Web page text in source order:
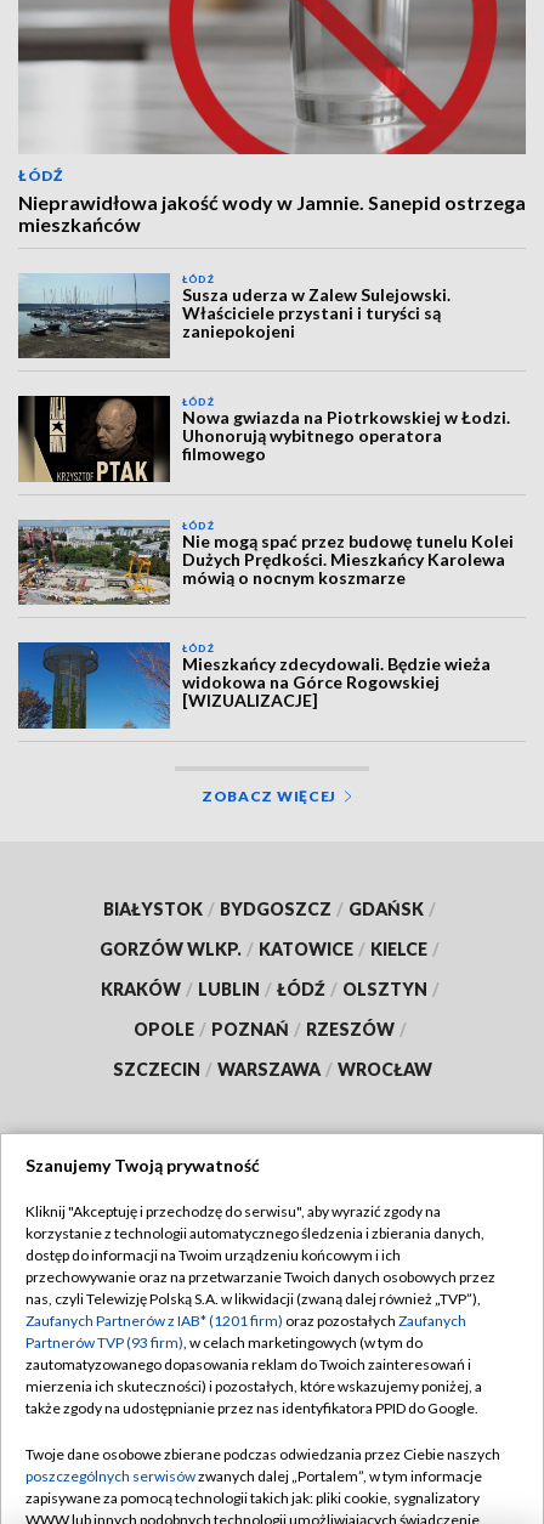
ŁÓDŹ
Nieprawidłowa jakość wody w Jamnie. Sanepid ostrzega
mieszkańców
ŁÓDŹ
Susza uderza w Zalew Sulejowski.
Właściciele przystani i turyści są
zaniepokojeni
ŁÓDŹ
Nowa gwiazda na Piotrkowskiej w Łodzi.
Uhonorują wybitnego operatora
filmowego
ŁÓDŹ
Nie mogą spać przez budowę tunelu Kolei
Dużych Prędkości. Mieszkańcy Karolewa
mówią o nocnym koszmarze
ŁÓDŹ
Mieszkańcy zdecydowali. Będzie wieża
widokowa na Górce Rogowskiej
[WIZUALIZACJE]
ZOBACZ WIĘCEJ
BIAŁYSTOK / BYDGOSZCZ / GDAŃSK /
GORZÓW WLKP. / KATOWICE / KIELCE /
KRAKÓW / LUBLIN / ŁÓDŹ / OLSZTYN /
OPOLE / POZNAŃ / RZESZÓW /
SZCZECIN / WARSZAWA / WROCŁAW
TVP
Abonament TVP
Emisja w TVP
Centrum informacji TVP
Naziemna Telewizja Cyfrowa
Rada Programowa
System NOS
Regulamin TVP
Polityka prywatności
Moje zgody
Pomoc
Kontakt
Szanujemy Twoją prywatność
Kliknij "Akceptuję i przechodzę do serwisu", aby wyrazić zgody na
korzystanie z technologii automatycznego śledzenia i zbierania danych,
dostęp do informacji na Twoim urządzeniu końcowym i ich
przechowywanie oraz na przetwarzanie Twoich danych osobowych przez
nas, czyli Telewizję Polską S.A. w likwidacji (zwaną dalej również „TVP”),
Zaufanych Partnerów z IAB* (1201 firm) oraz pozostałych Zaufanych
Partnerów TVP (93 firm), w celach marketingowych (w tym do
zautomatyzowanego dopasowania reklam do Twoich zainteresowań i
mierzenia ich skuteczności) i pozostałych, które wskazujemy poniżej, a
także zgody na udostępnianie przez nas identyfikatora PPID do Google.
Twoje dane osobowe zbierane podczas odwiedzania przez Ciebie naszych
poszczególnych serwisówzwanych dalej „Portalem”, w tym informacje
zapisywane za pomocą technologii takich jak: pliki cookie, sygnalizatory
WWW lub innych podobnych technologii umożliwiających świadczenie